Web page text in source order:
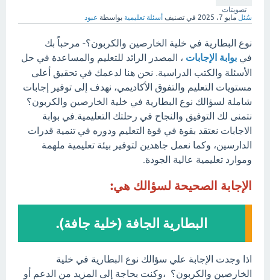
تصويتات
سُئل مايو 7، 2025 في تصنيف أسئلة تعليمية بواسطة عبود
نوع البطارية في خلية الخارصين والكربون؟- مرحباً بك
في بوابة الإجابات ، المصدر الرائد للتعليم والمساعدة في حل
الأسئلة والكتب الدراسية. نحن هنا لدعمك في تحقيق أعلى
مستويات التعليم والتفوق الأكاديمي، نهدف إلى توفير إجابات
شاملة لسؤالك نوع البطارية في خلية الخارصين والكربون؟
نتمنى لك التوفيق والنجاح في رحلتك التعليمية.في بوابة
الاجابات نعتقد بقوة في قوة التعليم ودوره في تنمية قدرات
الدارسين، وكما نعمل جاهدين لتوفير بيئة تعليمية ملهمة
وموارد تعليمية عالية الجودة.
الإجابة الصحيحة لسؤالك هي:
البطارية الجافة (خلية جافة).
اذا وجدت الإجابة علي سؤالك نوع البطارية في خلية
الخارصين والكربون؟ ،وكنت بحاجة إلى المزيد من الدعم أو